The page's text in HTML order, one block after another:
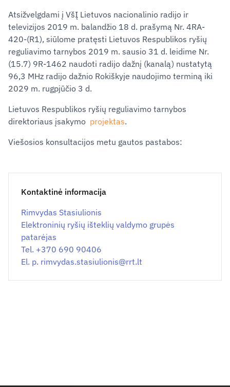
Atsižvelgdami į VšĮ Lietuvos nacionalinio radijo ir
televizijos 2019 m. balandžio 18 d. prašymą Nr. 4RA-
420-(R1), siūlome pratęsti Lietuvos Respublikos ryšių
reguliavimo tarnybos 2019 m. sausio 31 d. leidime Nr.
(15.7) 9R-1462 naudoti radijo dažnį (kanalą) nustatytą
96,3 MHz radijo dažnio Rokiškyje naudojimo terminą iki
2029 m. rugpjūčio 3 d.
Lietuvos Respublikos ryšių reguliavimo tarnybos
direktoriaus įsakymo projektas.
Viešosios konsultacijos metu gautos pastabos:
Kontaktinė informacija
Rimvydas Stasiulionis
Elektroninių ryšių išteklių valdymo grupės
patarėjas
Tel. +370 690 90406
El. p. rimvydas.stasiulionis@rrt.lt